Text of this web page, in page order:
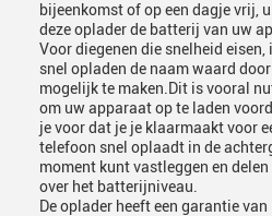
bijeenkomst of op een dagje vrij,
deze oplader de batterij van uw
Voor diegenen die snelheid
snel opladen de naam waard
mogelijk te maken.Dit is vooral
om uw apparaat op te laden
je voor dat je je klaarmaakt voor
telefoon snel oplaadt in de
moment kunt vastleggen en
over het batterijniveau.
De oplader heeft een garantie